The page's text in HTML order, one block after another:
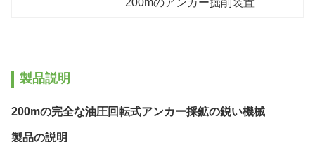
200mのアンカー掘削装置
製品説明
200mの完全な油圧回転式アンカー採鉱の鋭い機械
製品の説明